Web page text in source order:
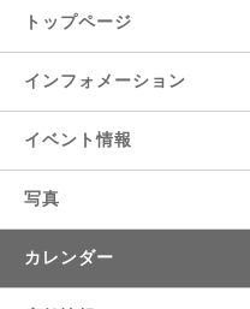
トップページ
インフォメーション
イベント情報
写真
カレンダー